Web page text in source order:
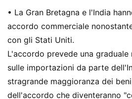
• La Gran Bretagna e l'India
accordo commerciale
con gli Stati Uniti.
L'accordo prevede una
sulle importazioni da parte
stragrande maggioranza dei
dell'accordo che diventeranno